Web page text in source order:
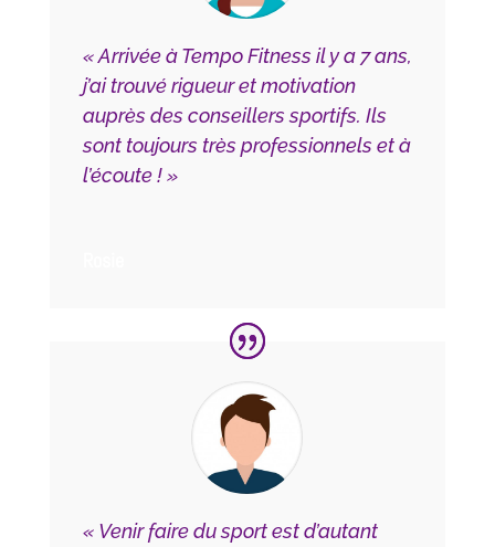
« Arrivée à Tempo Fitness il y a 7 ans,
j’ai trouvé rigueur et motivation
auprès des conseillers sportifs. Ils
sont toujours très professionnels et à
l’écoute ! »
« Venir faire du sport est d’autant